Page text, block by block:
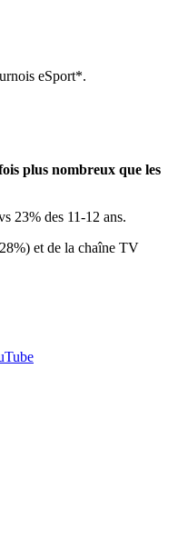
eSport*.
plus nombreux que les
23% des 11-12 ans.
et de la chaîne TV